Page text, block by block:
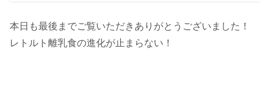
本日も最後までご覧いただきありがとうございました！
レトルト離乳食の進化が止まらない！